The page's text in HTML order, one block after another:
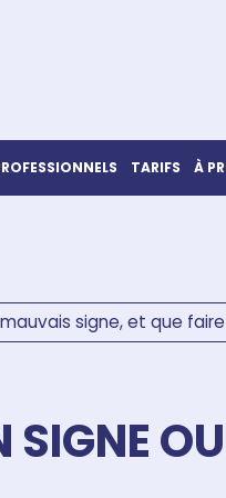
TARIFS À
signe, et que faire
SIGNE